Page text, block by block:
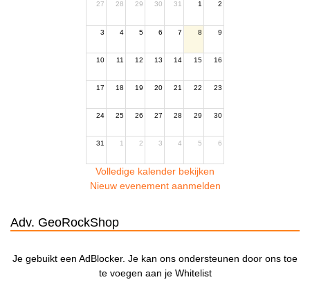
27
28 29 30 31 1 2
3 4 5 6 7 8 9
10 11 12 13 14 15 16
17 18 19 20 21 22 23
24 25 26 27 28 29 30
31 1 2 3 4 5 6
Volledige kalender bekijken
Nieuw evenement aanmelden
Adv. GeoRockShop
Je gebuikt een AdBlocker. Je kan ons ondersteunen door ons toe
te voegen aan je Whitelist